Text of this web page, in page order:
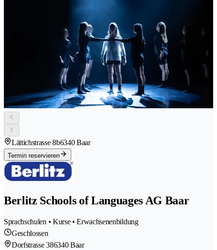
Lättichstrasse 8b6340 Baar
Termin reservieren
Berlitz Schools of Languages AG Baar
Sprachschulen • Kurse • Erwachsenenbildung
Geschlossen
Dorfstrasse 386340 Baar